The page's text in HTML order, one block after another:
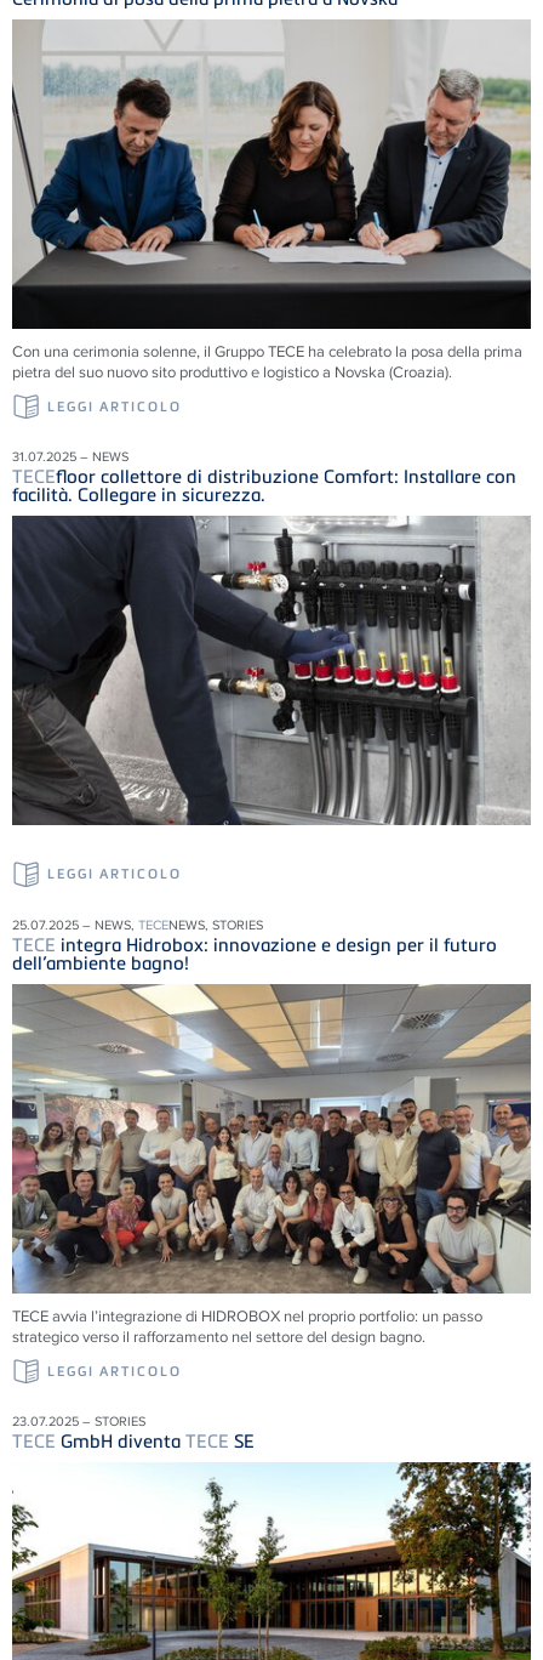
Con una cerimonia solenne, il GruppoTECE ha celebrato la posa della prima
pietra del suo nuovo sito produttivo e logistico a Novska (Croazia).
LEGGI ARTICOLO
31.07.2025 – NEWS
TECEfloor collettore di distribuzione Comfort: Installare con
facilità. Collegare in sicurezza.
LEGGI ARTICOLO
25.07.2025 – NEWS, TECENEWS, STORIES
TECE integra Hidrobox: innovazione e design per il futuro
dell’ambiente bagno!
TECEavvia l’integrazione di HIDROBOX nel proprio portfolio: un passo
strategico verso il rafforzamento nel settore del design bagno.
LEGGI ARTICOLO
23.07.2025 – STORIES
TECE GmbH diventa TECE SE